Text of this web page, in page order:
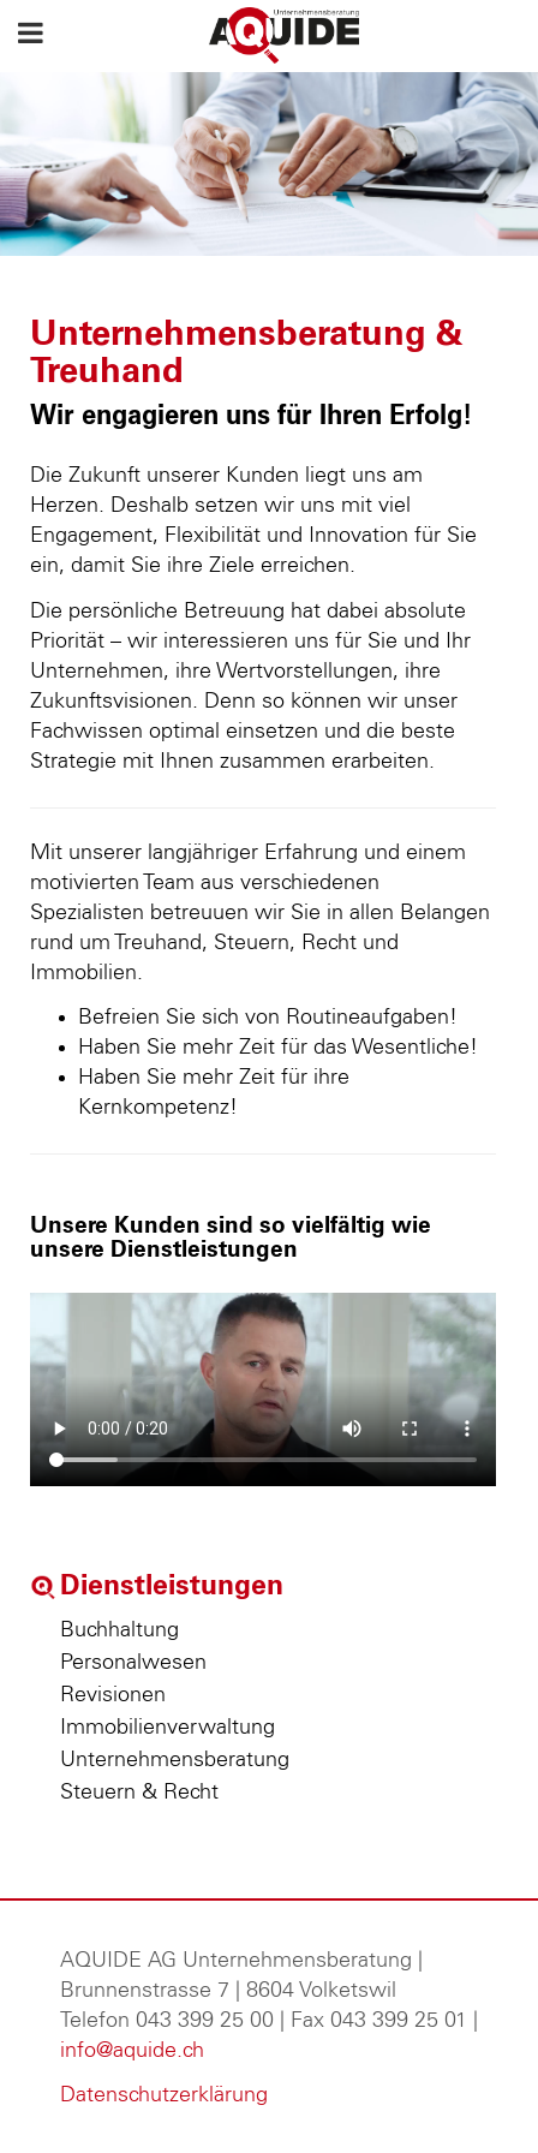
Unternehmensberatung &
Treuhand
Wir engagieren uns für Ihren Erfolg!
Die Zukunft unserer Kunden liegt uns am
Herzen. Deshalb setzen wir uns mit viel
Engagement, Flexibilität und Innovation für Sie
ein, damit Sie ihre Ziele erreichen.
Die persönliche Betreuung hat dabei absolute
Priorität – wir interessieren uns für Sie und Ihr
Unternehmen, ihre Wertvorstellungen, ihre
Zukunftsvisionen. Denn so können wir unser
Fachwissen optimal einsetzen und die beste
Strategie mit Ihnen zusammen erarbeiten.
Mit unserer langjähriger Erfahrung und einem
motivierten Team aus verschiedenen
Spezialisten betreuuen wir Sie in allen Belangen
rund um Treuhand, Steuern, Recht und
Immobilien.
Befreien Sie sich von Routineaufgaben!
Haben Sie mehr Zeit für das Wesentliche!
Haben Sie mehr Zeit für ihre
Kernkompetenz!
Unsere Kunden sind so vielfältig wie
unsere Dienstleistungen
Dienstleistungen
Buchhaltung
Personalwesen
Revisionen
Immobilienverwaltung
Unternehmensberatung
Steuern & Recht
AQUIDE AG Unternehmensberatung
Brunnenstrasse 7 | 8604 Volketswil
Telefon 043 399 25 00 | Fax 043 399 25 01 |
info@aquide.ch
Datenschutzerklärung